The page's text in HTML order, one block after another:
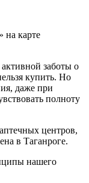
на карте
активной заботы о
купить. Но
даже при
полноту
центров,
в Таганроге.
нашего